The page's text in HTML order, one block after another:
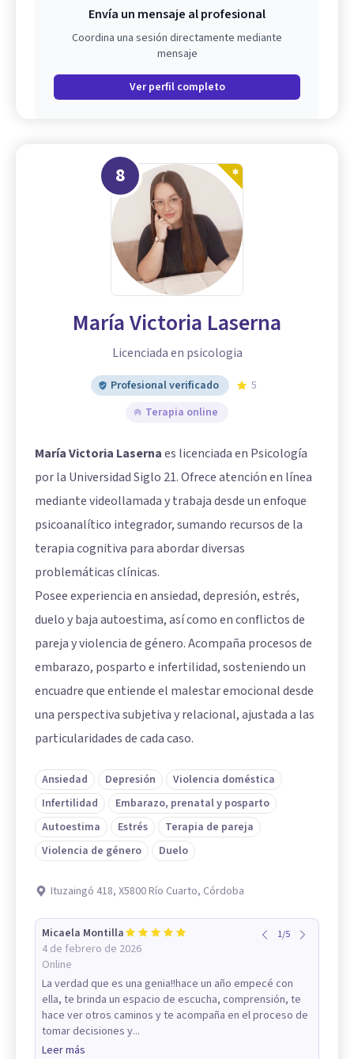
Envía un mensaje al profesional
Coordina una sesión directamente mediante
mensaje
Ver perfil completo
8
María Victoria Laserna
Licenciada en psicologia
Profesional verificado
5
Terapia online
María Victoria Lasernaes licenciada en Psicología
por la Universidad Siglo 21. Ofrece atención en línea
mediante videollamada y trabaja desde un enfoque
psicoanalítico integrador, sumando recursos de la
terapia cognitiva para abordar diversas
problemáticas clínicas.
Posee experiencia en ansiedad, depresión, estrés,
duelo y baja autoestima, así como en conflictos de
pareja y violencia de género. Acompaña procesos de
embarazo, posparto e infertilidad, sosteniendo un
encuadre que entiende el malestar emocional desde
una perspectiva subjetiva y relacional, ajustada a las
particularidades de cada caso.
Ansiedad Depresión
Violencia doméstica
Infertilidad
Embarazo, prenatal y posparto
Autoestima
Estrés
Terapia de pareja
Violencia de género
Duelo
Ituzaingó 418, X5800 Río Cuarto, Córdoba
Micaela Montilla
4 de febrero de 2026
Online
1/5
La verdad que es una genia!!hace un año empecé con
ella, te brinda un espacio de escucha, comprensión, te
hace ver otros caminos y te acompaña en el proceso de
tomar decisiones y...
Leer más